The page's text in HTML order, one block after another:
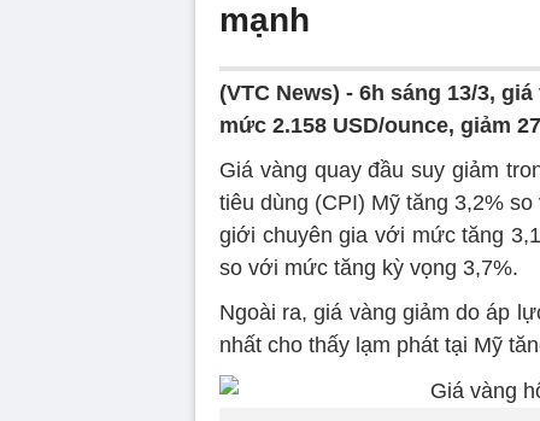
mạnh
(VTC News) - 6h sáng 13/3,
mức 2.158 USD/ounce, giảm
Giá vàng quay đầu suy giảm
tiêu dùng (CPI) Mỹ tăng 3,2%
giới chuyên gia với mức tăng
so với mức tăng kỳ vọng 3,7%.
Ngoài ra, giá vàng giảm do áp
nhất cho thấy lạm phát tại Mỹ